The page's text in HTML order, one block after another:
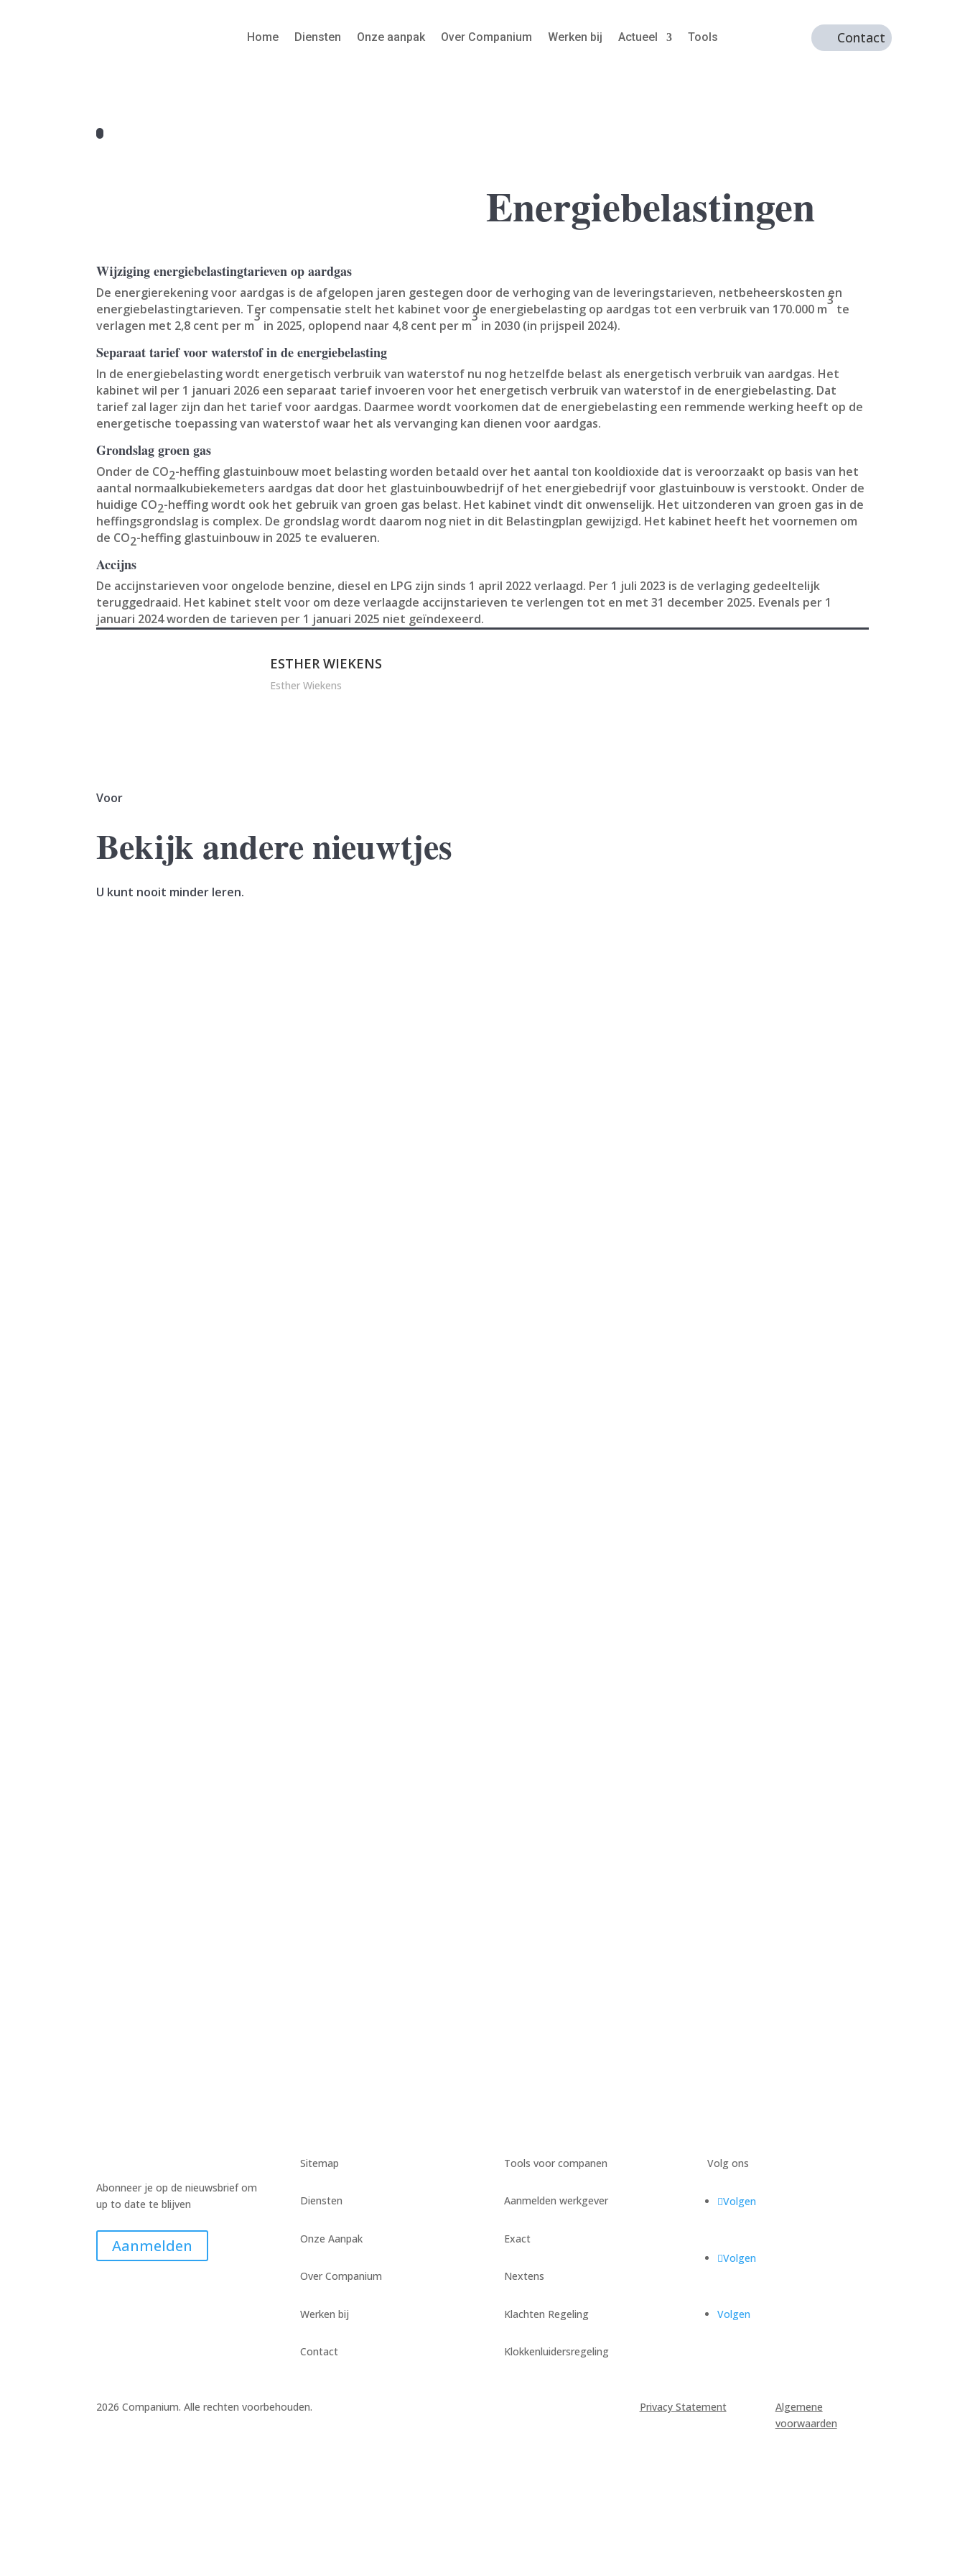
Home Diensten Onze aanpak Over Companium Werken bij Actueel Tools Contact
Energiebelastingen
Wijziging energiebelastingtarieven op aardgas
De energierekening voor aardgas is de afgelopen jaren gestegen door de verhoging van de leveringstarieven, netbeheerskosten en
energiebelastingtarieven. Ter compensatie stelt het kabinet voor de energiebelasting op aardgas tot een verbruik van 170.000 m
3
te
verlagen met 2,8 cent per m
3
in 2025, oplopend naar 4,8 cent per m
3
in 2030 (in prijspeil 2024).
Separaat tarief voor waterstof in de energiebelasting
In de energiebelasting wordt energetisch verbruik van waterstof nu nog hetzelfde belast als energetisch verbruik van aardgas. Het
kabinet wil per 1 januari 2026 een separaat tarief invoeren voor het energetisch verbruik van waterstof in de energiebelasting. Dat
tarief zal lager zijn dan het tarief voor aardgas. Daarmee wordt voorkomen dat de energiebelasting een remmende werking heeft op de
energetische toepassing van waterstof waar het als vervanging kan dienen voor aardgas.
Grondslag groen gas
Onder de CO2-heffing glastuinbouw moet belasting worden betaald over het aantal ton kooldioxide dat is veroorzaakt op basis van het
aantal normaalkubiekemeters aardgas dat door het glastuinbouwbedrijf of het energiebedrijf voor glastuinbouw is verstookt. Onder de
huidige CO2-heffing wordt ook het gebruik van groen gas belast. Het kabinet vindt dit onwenselijk. Het uitzonderen van groen gas in de
heffingsgrondslag is complex. De grondslag wordt daarom nog niet in dit Belastingplan gewijzigd. Het kabinet heeft het voornemen om
de CO2-heffing glastuinbouw in 2025 te evalueren.
Accijns
De accijnstarieven voor ongelode benzine, diesel en LPG zijn sinds 1 april 2022 verlaagd. Per 1 juli 2023 is de verlaging gedeeltelijk
teruggedraaid. Het kabinet stelt voor om deze verlaagde accijnstarieven te verlengen tot en met 31 december 2025. Evenals per 1
januari 2024 worden de tarieven per 1 januari 2025 niet geïndexeerd.
ESTHER WIEKENS
Esther Wiekens
Voor
Bekijk andere nieuwtjes
U kunt nooit minder leren.
Abonneer je op de nieuwsbrief om
up to date te blijven
Aanmelden
Sitemap
Diensten
Onze Aanpak
Over Companium
Werken bij
Contact
Tools voor companen
Aanmelden werkgever
Exact
Nextens
Klachten Regeling
Klokkenluidersregeling
Volg ons
Volgen
Volgen
Volgen
2026 Companium. Alle rechten voorbehouden. Privacy Statement
Algemene
voorwaarden